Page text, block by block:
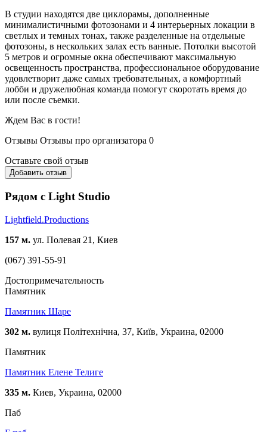
В студии находятся две циклорамы, дополненные
минималистичными фотозонами и 4 интерьерных локации в
светлых и темных тонах, также разделенные на отдельные
фотозоны, в нескольких залах есть ванные. Потолки высотой
5 метров и огромные окна обеспечивают максимальную
освещенность пространства, профессиональное оборудование
удовлетворит даже самых требовательных, а комфортный
лобби и дружелюбная команда помогут скоротать время до
или после съемки.
Ждем Вас в гости!
Отзывы Отзывы про организатора 0
Оставьте свой отзыв
Добавить отзыв
Рядом с Light Studio
Lightfield.Productions
157 м. ул. Полевая 21, Киев
(067) 391-55-91
Достопримечательность
Памятник
Памятник Шаре
302 м. вулиця Політехнічна, 37, Київ, Украина, 02000
Памятник
Памятник Елене Телиге
335 м. Киев, Украина, 02000
Паб